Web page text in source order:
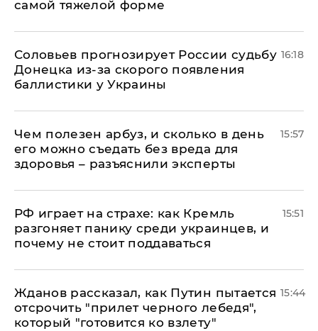
самой тяжелой форме
Соловьев прогнозирует России судьбу
Донецка из-за скорого появления
баллистики у Украины
16:18
Чем полезен арбуз, и сколько в день
его можно съедать без вреда для
здоровья – разъяснили эксперты
15:57
РФ играет на страхе: как Кремль
разгоняет панику среди украинцев, и
почему не стоит поддаваться
15:51
Жданов рассказал, как Путин пытается
отсрочить "прилет черного лебедя",
который "готовится ко взлету"
15:44